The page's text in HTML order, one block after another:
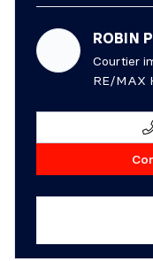
ROBIN
Courtier
RE/MAX